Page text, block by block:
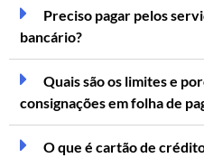
Preciso pagar pelos
bancário?
Quais são os limites e
consignações em folha de
O que é cartão de